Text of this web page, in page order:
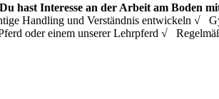
Du hast Interesse an der Arbeit am Boden
Handling und Verständnis entwickeln √
oder einem unserer Lehrpferd √